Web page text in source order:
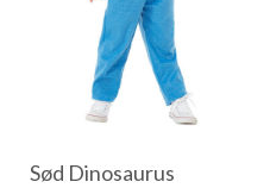
Sød Dinosaurus